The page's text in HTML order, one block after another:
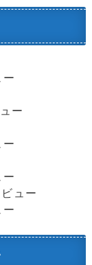
ー
ュー